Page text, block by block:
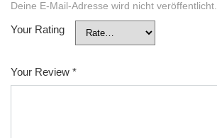
Deine E-Mail-Adresse wird nicht veröffentlicht.
Your Rating
Your Review *